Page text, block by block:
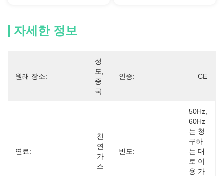
자세한 정보
원래 장소:
성
도,
중
국
인증: CE
연료:
천
연
가
스
빈도:
50Hz,
60Hz
는 청
구하
는 대
로 이
용 가